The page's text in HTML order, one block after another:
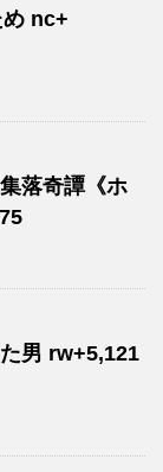
nc+
落奇譚《ホ
男 rw+5,121